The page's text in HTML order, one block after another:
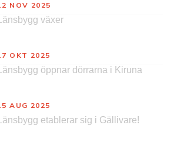
NOV 2025
Länsbygg växer
OKT 2025
Länsbygg öppnar dörrarna i Kiruna
AUG 2025
Länsbygg etablerar sig i Gällivare!